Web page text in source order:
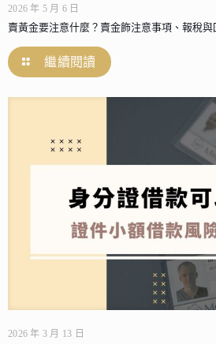
2026 年 5 月 6 日
賣黃金要注意什麼？賣金飾注意事項、報稅
繼續閱讀
2026 年 3 月 13 日